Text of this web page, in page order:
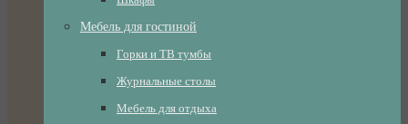
Мебель для гостиной
Горки и ТВ тумбы
Журнальные столы
Мебель для отдыха